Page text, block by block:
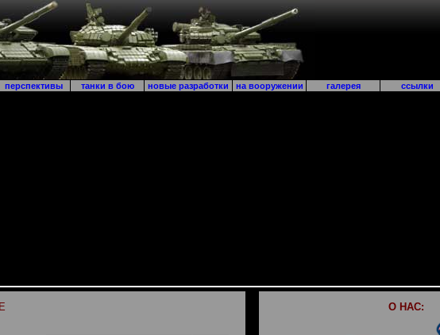
перспективы танки в бою новые разработки на вооружении галерея ссылки
О НАС: